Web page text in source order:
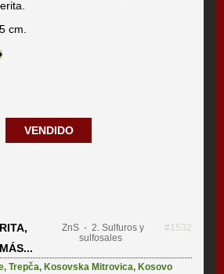
cm.
VENDIDO
ZnS - 2. Sulfuros y
sulfosales
#1532
,Trepča, Kosovska Mitrovica, Kosovo